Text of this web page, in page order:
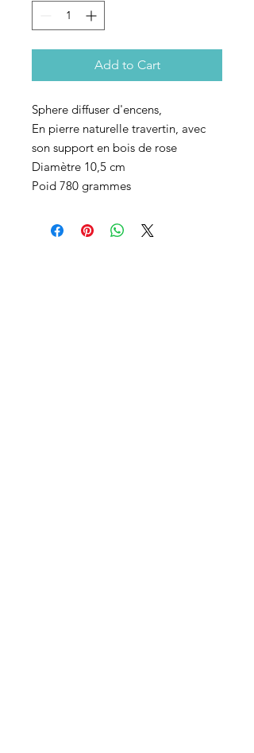
Add to Cart
Sphere diffuser d'encens,
En pierre naturelle travertin, avec
son support en bois de rose
Diamètre 10,5 cm
Poid 780 grammes